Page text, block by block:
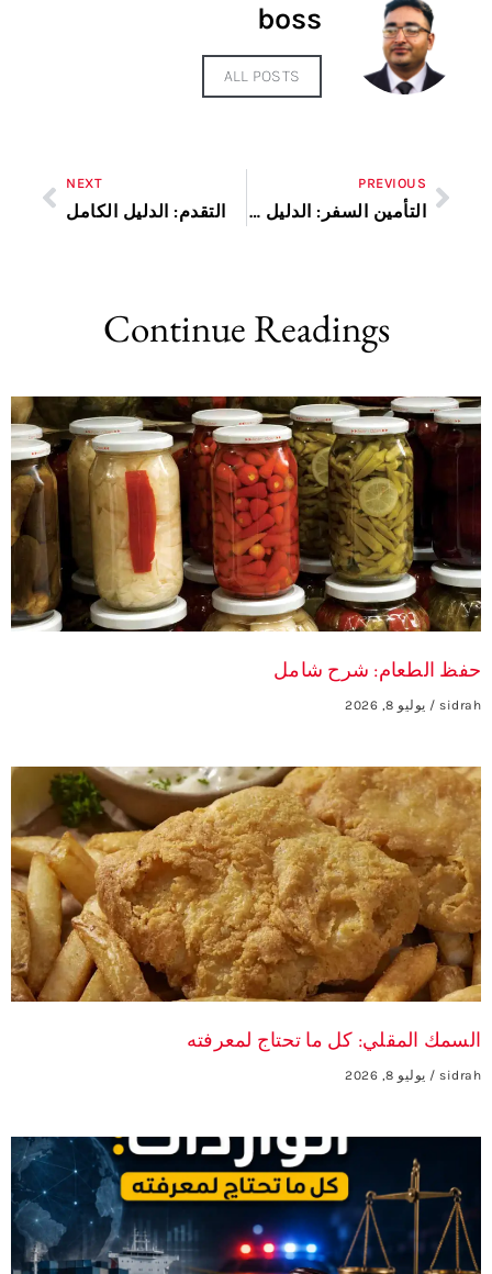
boss
ALL POSTS
PREVIOUS
التأمين السفر: الدليل الكامل
NEXT
التقدم: الدليل الكامل
Continue Readings
حفظ الطعام: شرح شامل
sidrah يوليو 8, 2026
السمك المقلي: كل ما تحتاج لمعرفته
sidrah يوليو 8, 2026